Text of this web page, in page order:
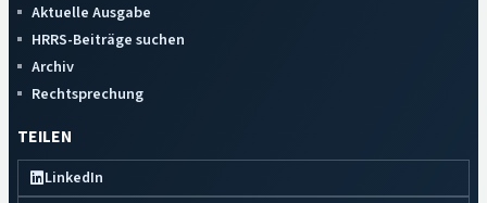
Aktuelle Ausgabe
HRRS-Beiträge suchen
Archiv
Rechtsprechung
TEILEN
LinkedIn